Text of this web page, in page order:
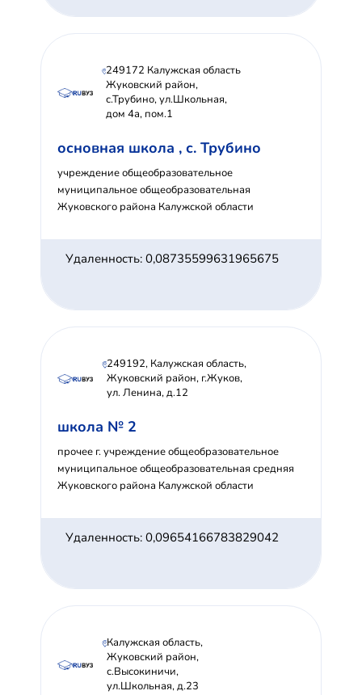
249172 Калужская область
Жуковский район,
с.Трубино, ул.Школьная,
дом 4а, пом.1
основная школа , с. Трубино
учреждение общеобразовательное
муниципальное общеобразовательная
Жуковского района Калужской области
Удаленность: 0,08735599631965675
249192, Калужская область,
Жуковский район, г.Жуков,
ул. Ленина, д.12
школа № 2
прочее г. учреждение общеобразовательное
муниципальное общеобразовательная средняя
Жуковского района Калужской области
Удаленность: 0,09654166783829042
Калужская область,
Жуковский район,
с.Высокиничи,
ул.Школьная, д.23